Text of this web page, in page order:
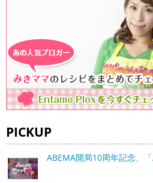
PICKUP
ABEMA開局10周年記念、